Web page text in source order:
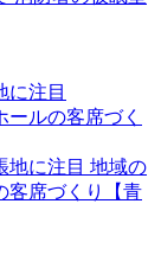
に注目
ルの客席づく